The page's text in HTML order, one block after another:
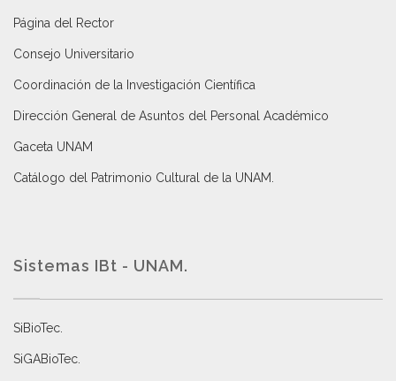
Página del Rector
Consejo Universitario
Coordinación de la Investigación Científica
Dirección General de Asuntos del Personal Académico
Gaceta UNAM
Catálogo del Patrimonio Cultural de la UNAM.
Sistemas IBt - UNAM.
SiBioTec
SiGABioTec.